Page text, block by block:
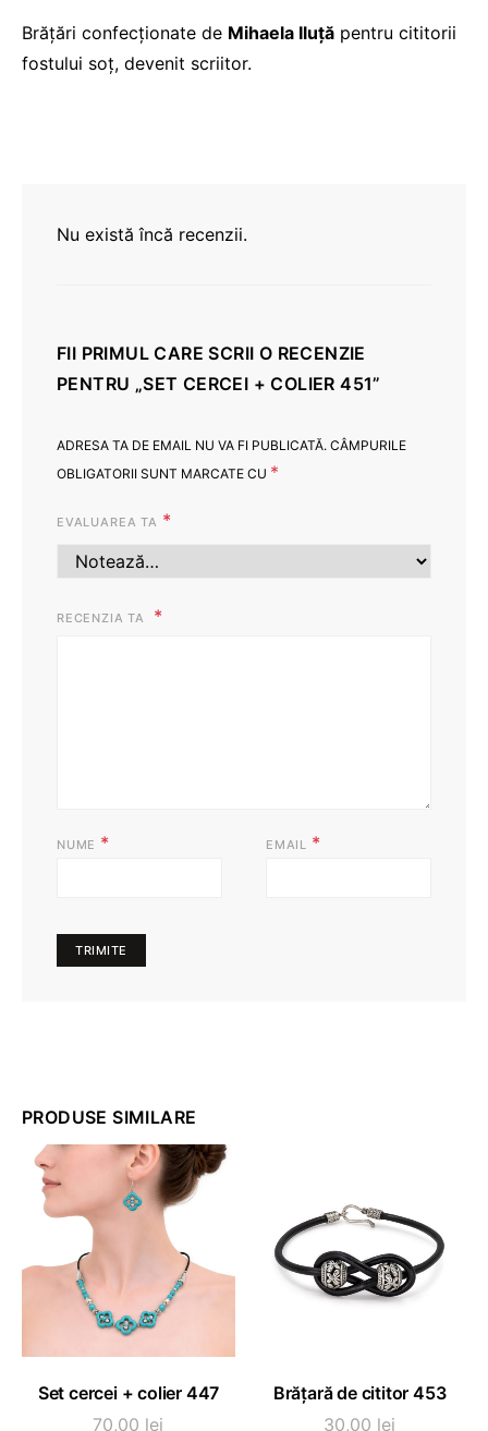
Brățări confecționate de Mihaela Iluță pentru cititorii
fostului soț, devenit scriitor.
Nu există încă recenzii.
FII PRIMUL CARE SCRII O RECENZIE
PENTRU „SET CERCEI + COLIER 451”
ADRESA TA DE EMAIL NU VA FI PUBLICATĂ. CÂMPURILE
OBLIGATORII SUNT MARCATE CU *
EVALUAREA TA *
RECENZIA TA
NUME * EMAIL *
PRODUSE SIMILARE
ADAUGĂ ÎN COȘ
Set cercei + colier 447
70,00 lei
SELECTEAZĂ OPȚIUNI
produs
are
Brățară de cititor 453
30,00 lei